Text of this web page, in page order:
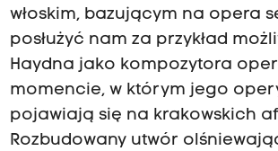
włoskim, bazującym na opera
posłużyć nam za przykład
Haydna jako kompozytora
momencie, w którym jego
pojawiają się na krakowskich
Rozbudowany utwór